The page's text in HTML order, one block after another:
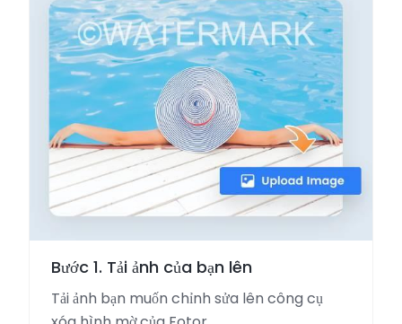
Bước 1. Tải ảnh của bạn lên
Tải ảnh bạn muốn chỉnh sửa lên công cụ